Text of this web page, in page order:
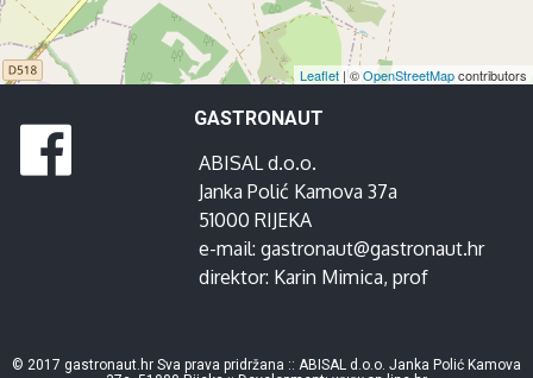
Leaflet | ©OpenStreetMapcontributors
GASTRONAUT
ABISAL d.o.o.
Janka Polić Kamova 37a
51000 RIJEKA
e-mail: gastronaut@gastronaut.hr
direktor: Karin Mimica, prof
© 2017 gastronaut.hr Sva prava pridržana :: ABISAL d.o.o. Janka Polić Kamova